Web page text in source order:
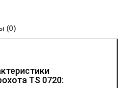
материалы. В этом
настройка дренажа и управление
показывает, в технологиях
(0)
TS 0720: